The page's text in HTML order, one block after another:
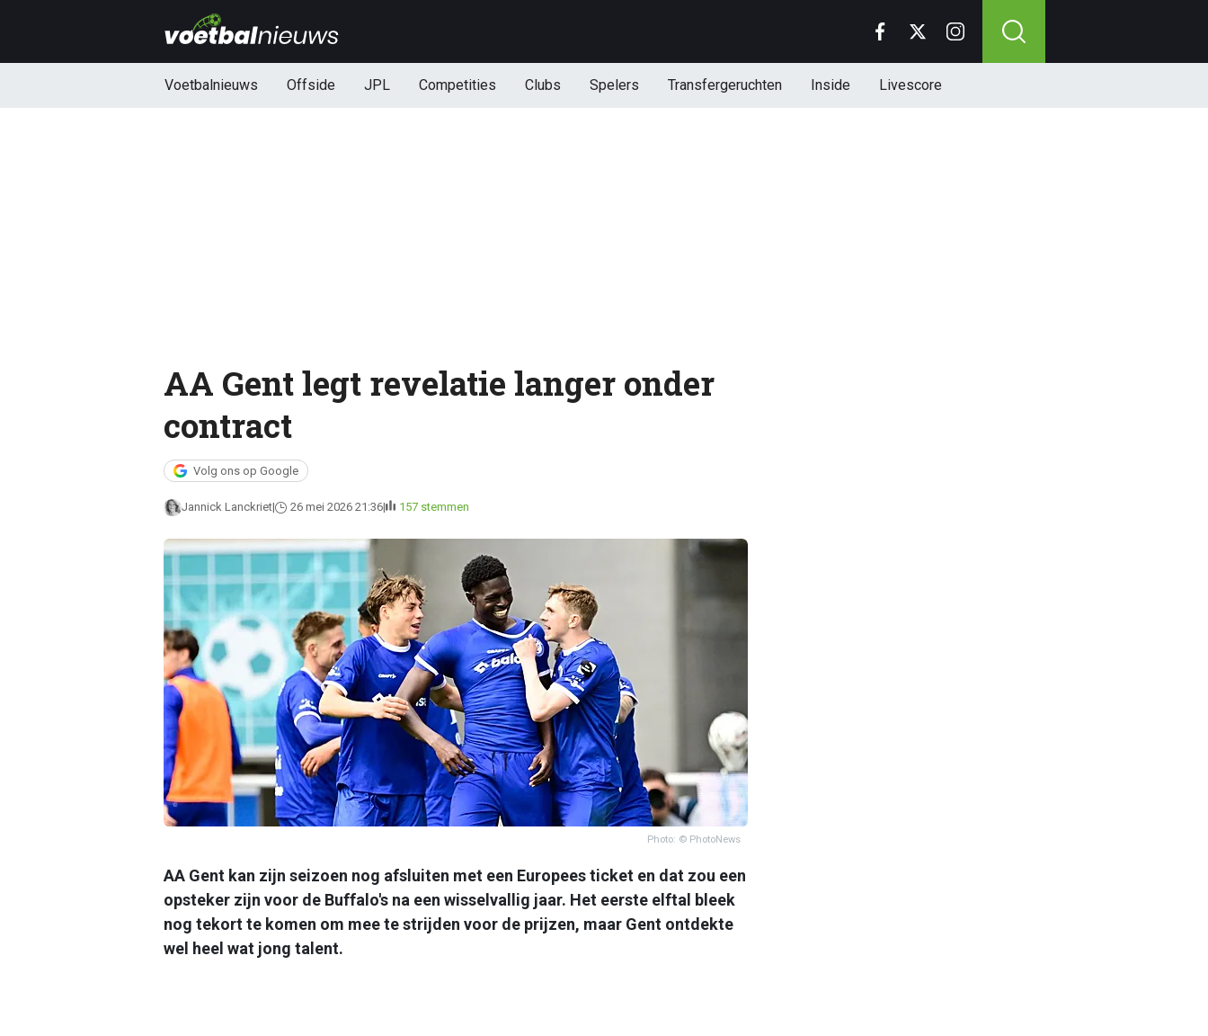
Voetbalnieuws Offside JPL Competities Clubs Spelers Transfergeruchten Inside Livescore
AA Gent legt revelatie langer onder
contract
Volg ons op Google
Jannick Lanckriet 26 mei 2026 21:36 157 stemmen
Photo: © PhotoNews
AA Gent kan zijn seizoen nog afsluiten met een Europees ticket en dat zou een
opsteker zijn voor de Buffalo's na een wisselvallig jaar. Het eerste elftal bleek
nog tekort te komen om mee te strijden voor de prijzen, maar Gent ontdekte
wel heel wat jong talent.